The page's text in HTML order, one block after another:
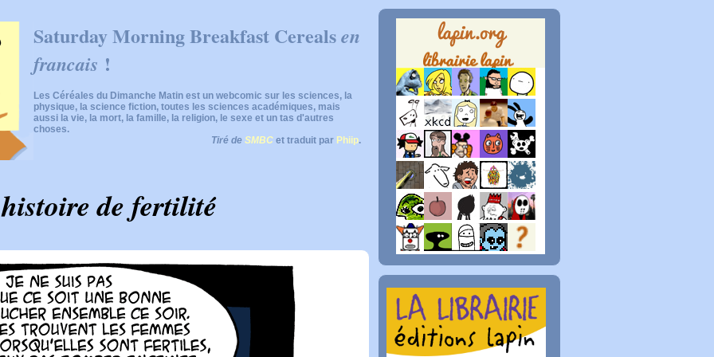
Saturday Morning Breakfast Cerealsen
francais !
Les Céréales du Dimanche Matin est un webcomic sur les sciences, la
physique, la science fiction, toutes les sciences académiques, mais
aussi la vie, la mort, la famille, la religion, le sexe et un tas d'autres
choses.
Tiré de SMBC et traduit par Phiip.
de fertilité